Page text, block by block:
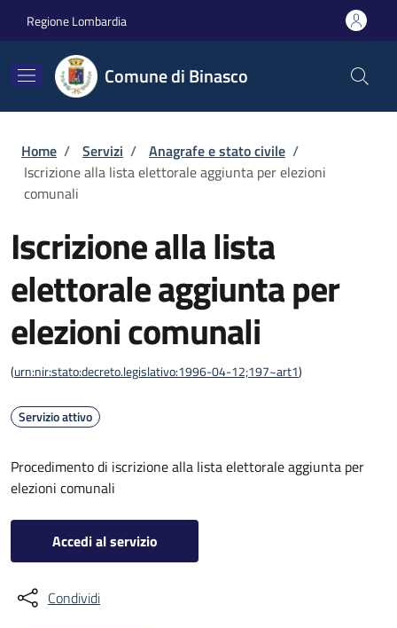
Regione Lombardia
Comune di Binasco
Briciole di pane
Home / Servizi / Anagrafe e stato civile /
Iscrizione alla lista elettorale aggiunta per elezioni
comunali
Iscrizione alla lista
elettorale aggiunta per
elezioni comunali
(urn:nir:stato:decreto.legislativo:1996-04-12;197~art1)
Servizio attivo
Procedimento di iscrizione alla lista elettorale aggiunta per
elezioni comunali
Accedi al servizio
Condividi